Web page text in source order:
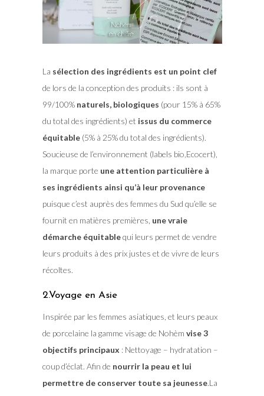
La sélection des ingrédients est un point clef
de lors de la conception des produits : ils sont à
99/100% naturels, biologiques (pour 15% à 65%
du total des ingrédients) et issus du commerce
équitable(5% à 25% du total des ingrédients).
Soucieuse de l’environnement (labels bio,Ecocert),
la marque porte une attention particulière à
ses ingrédients ainsi qu’à leur provenance
puisque c’est auprès des femmes du Sud qu’elle se
fournit en matières premières, une vraie
démarche équitablequi leurs permet de vendre
leurs produits à des prix justes et de vivre de leurs
récoltes.
2.Voyage en Asie
Inspirée par les femmes asiatiques, et leurs peaux
de porcelaine la gamme visage de Nohèm vise 3
objectifs principaux : Nettoyage – hydratation –
coup d’éclat. Afin de nourrir la peau et lui
permettre de conserver toute sa jeunesse.La